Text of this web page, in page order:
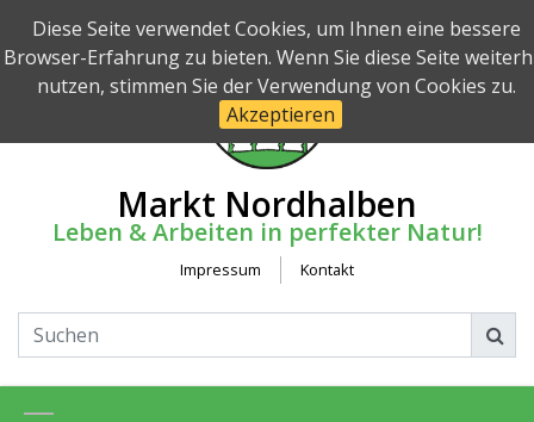
Diese Seite verwendet Cookies, um Ihnen eine bessere
Browser-Erfahrung zu bieten. Wenn Sie diese Seite
nutzen, stimmen Sie der Verwendung von Cookies zu.
Akzeptieren
Markt Nordhalben
Leben & Arbeiten in perfekter Natur!
Impressum Kontakt